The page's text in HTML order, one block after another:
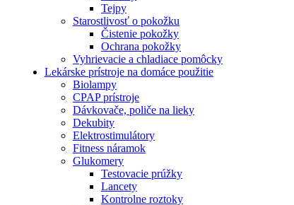
Tejpy
Starostlivosť o pokožku
Čistenie pokožky
Ochrana pokožky
Vyhrievacie a chladiace pomôcky
Lekárske prístroje na domáce použitie
Biolampy
CPAP prístroje
Dávkovače, poliče na lieky
Dekubity
Elektrostimulátory
Fitness náramok
Glukomery
Testovacie prúžky
Lancety
Kontrolne roztoky